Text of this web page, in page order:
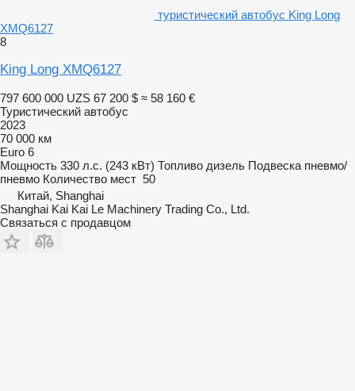
туристический автобус King Long
XMQ6127
8
King Long XMQ6127
797 600 000 UZS 67 200 $ ≈ 58 160 €
Туристический автобус
2023
70 000 км
Euro 6
Мощность 330 л.с. (243 кВт) Топливо дизель Подвеска пневмо/
пневмо Количество мест 50
Китай, Shanghai
Shanghai Kai Kai Le Machinery Trading Co., Ltd.
Связаться с продавцом